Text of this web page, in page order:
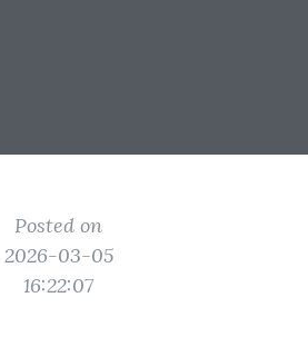
Posted on
2026-03-05
16:22:07